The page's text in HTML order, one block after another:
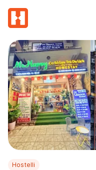
Hostelli